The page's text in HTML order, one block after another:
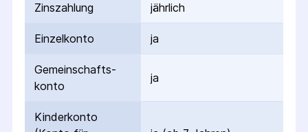
Zinszahlung jährlich
Einzelkonto ja
Gemeinschafts­
konto
ja
Kinderkonto